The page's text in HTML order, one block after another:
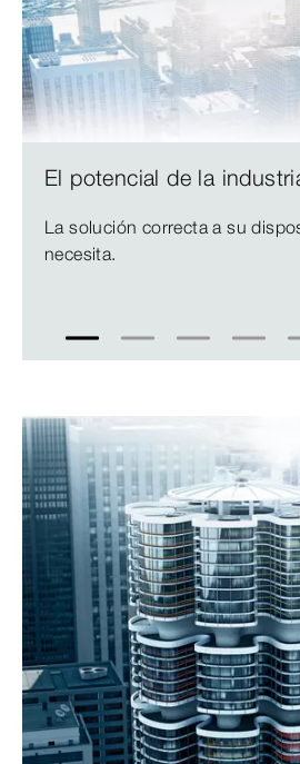
El potencial de la
La solución correcta a su
necesita.
1 2 3 4